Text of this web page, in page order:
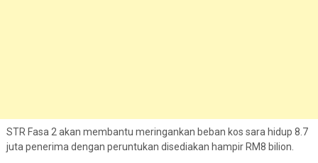
STR Fasa 2 akan membantu meringankan beban kos sara hidup 8.7
juta penerima dengan peruntukan disediakan hampir RM8 bilion.